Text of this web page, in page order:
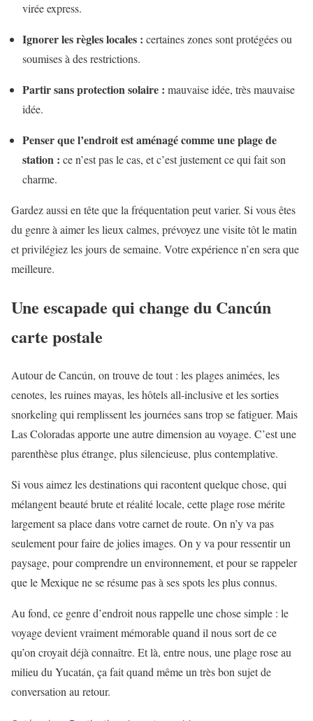
virée express.
Ignorer les règles locales : certaines zones sont protégées ou
soumises à des restrictions.
Partir sans protection solaire : mauvaise idée, très mauvaise
idée.
Penser que l’endroit est aménagé comme une plage de
station : ce n’est pas le cas, et c’est justement ce qui fait son
charme.
Gardez aussi en tête que la fréquentation peut varier. Si vous êtes
du genre à aimer les lieux calmes, prévoyez une visite tôt le matin
et privilégiez les jours de semaine. Votre expérience n’en sera que
meilleure.
Une escapade qui change du Cancún
carte postale
Autour de Cancún, on trouve de tout : les plages animées, les
cenotes, les ruines mayas, les hôtels all-inclusive et les sorties
snorkeling qui remplissent les journées sans trop se fatiguer. Mais
Las Coloradas apporte une autre dimension au voyage. C’est une
parenthèse plus étrange, plus silencieuse, plus contemplative.
Si vous aimez les destinations qui racontent quelque chose, qui
mélangent beauté brute et réalité locale, cette plage rose mérite
largement sa place dans votre carnet de route. On n’y va pas
seulement pour faire de jolies images. On y va pour ressentir un
paysage, pour comprendre un environnement, et pour se rappeler
que le Mexique ne se résume pas à ses spots les plus connus.
Au fond, ce genre d’endroit nous rappelle une chose simple : le
voyage devient vraiment mémorable quand il nous sort de ce
qu’on croyait déjà connaître. Et là, entre nous, une plage rose au
milieu du Yucatán, ça fait quand même un très bon sujet de
conversation au retour.